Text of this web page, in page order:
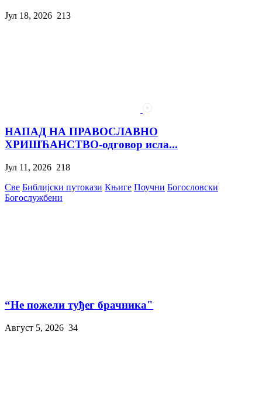
Јул 18, 2026 213
НАПАД НА ПРАВОСЛАВНО
ХРИШЋАНСТВО-одговор исла...
Јул 11, 2026 218
Све Библијски путокази Књиге Поучни Богословски
Богослужбени
“Не пожели туђег брачника"
Август 5, 2026 34